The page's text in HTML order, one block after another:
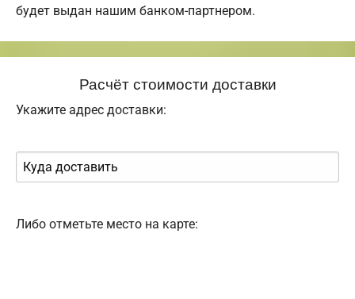
будет выдан нашим банком-партнером.
Расчёт стоимости доставки
Укажите адрес доставки:
Либо отметьте место на карте: